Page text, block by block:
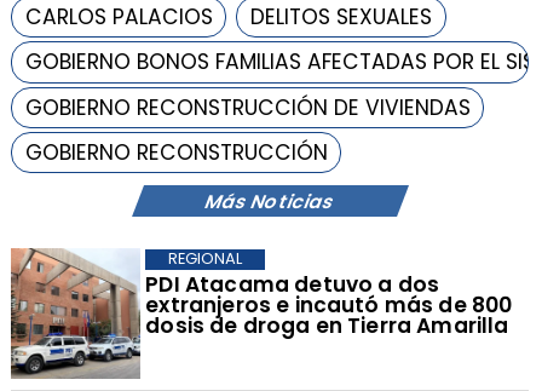
Más Noticias
​PDI Atacama detuvo a dos
extranjeros e incautó más de 800
dosis de droga en Tierra Amarilla
REGIONAL
CARLOS PALACIOS
DELITOS SEXUALES
GOBIERNO BONOS FAMILIAS AFECTADAS POR EL
GOBIERNO RECONSTRUCCIÓN DE VIVIENDAS
GOBIERNO RECONSTRUCCIÓN